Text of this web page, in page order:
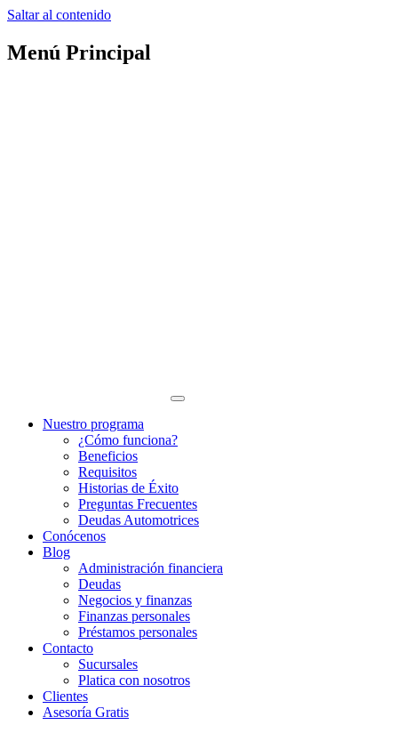
Saltar al contenido
Menú Principal
Nuestro programa
¿Cómo funciona?
Beneficios
Requisitos
Historias de Éxito
Preguntas Frecuentes
Deudas Automotrices
Conócenos
Blog
Administración financiera
Deudas
Negocios y finanzas
Finanzas personales
Préstamos personales
Contacto
Sucursales
Platica con nosotros
Clientes
Asesoría Gratis